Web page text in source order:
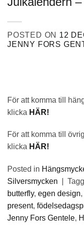
POSTED ON 12
JENNY FORS
För att komma till
klicka HÄR!
För att komma till
klicka HÄR!
Posted in
Silversmycken
butterfly, egen design,
present,
Jenny Fors Gentele,